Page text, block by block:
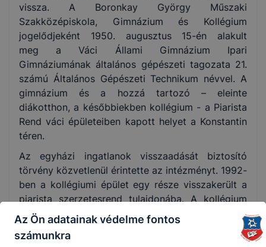
vissza. A Boronkay György Műszaki
Szakközépiskola, Gimnázium és Kollégium
jogelődjeként 1950. augusztus 15-én alakult
meg a Váci Állami Gimnázium Ipari
Gimnáziumának általános gépészeti tagozata 21.
számú Általános Gépészeti Technikum névvel. A
gimnázium és a hozzá tartozó – eleinte
diákotthon, a későbbiekben kollégium - a Piarista
Rend váci épületeiben kapott helyet a Konstantin
téren.
Az egyházi ingatlanok visszaadását biztosító
törvény közvetlenül érintette az intézményt. 1992-
ben a kollégiumi épület egy része visszakerült a
piarista szerzetesrend tulajdonába. A kollégium
teljes kiköltöztetése jelenlegi helyére, a
Szérűskertbe, - az 1950-től 1990-ig laktanyaként
funkcionáló épületek átalakítását követően -, két
Az Ön adatainak védelme fontos
számunkra